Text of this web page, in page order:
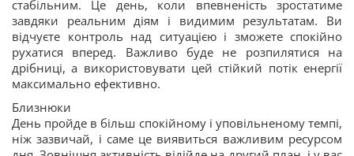
стабільним. Це день, коли впевненість зростатиме
завдяки реальним діям і видимим результатам. Ви
відчуєте контроль над ситуацією і зможете спокійно
рухатися вперед. Важливо буде не розпилятися на
дрібниці, а використовувати цей стійкий потік енергії
максимально ефективно.
Близнюки
День пройде в більш спокійному і уповільненому темпі,
ніж зазвичай, і саме це виявиться важливим ресурсом